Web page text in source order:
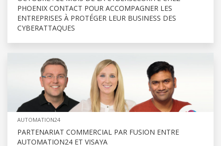
PHOENIX CONTACT POUR ACCOMPAGNER LES
ENTREPRISES À PROTÉGER LEUR BUSINESS DES
CYBERATTAQUES
AUTOMATION24
PARTENARIAT COMMERCIAL PAR FUSION ENTRE
AUTOMATION24 ET VISAYA